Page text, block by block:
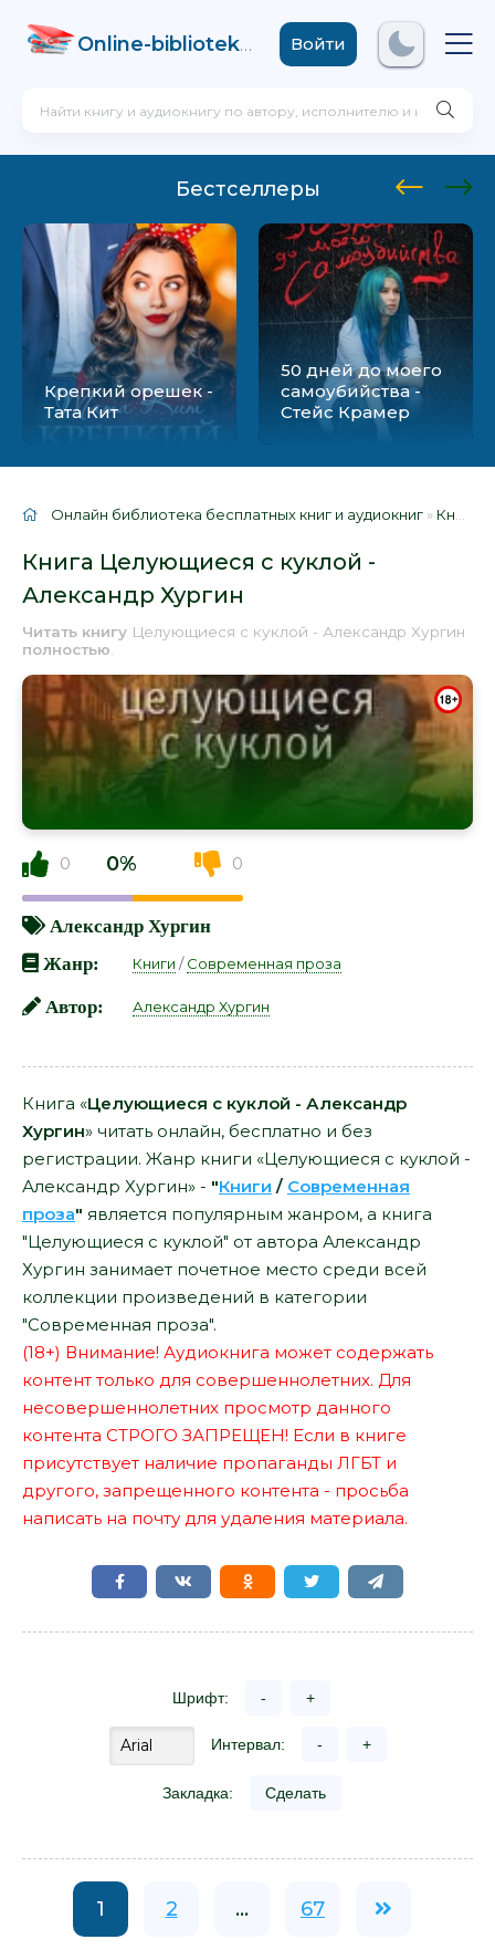
Online-biblioteka .comВойти
Бестселлеры
Крепкий орешек -
Тата Кит
50 дней до моего
самоубийства -
Стейс Крамер
Онлайн библиотека бесплатных книг и аудиокниг » Книги
Книга Целующиеся с куклой -
Александр Хургин
Читать книгу Целующиеся с куклой - Александр Хургин
полностью
0 0% 0
Александр Хургин
Жанр:
Книги /Современная проза
Автор: Александр Хургин
Книга «Целующиеся с куклой - Александр
Хургин» читать онлайн, бесплатно и без
регистрации. Жанр книги «Целующиеся с куклой -
Александр Хургин» - "Книги / Современная
проза" является популярным жанром, а книга
"Целующиеся с куклой" от автора Александр
Хургин занимает почетное место среди всей
коллекции произведений в категории
"Современная проза".
(18+) Внимание! Аудиокнига может содержать
контент только для совершеннолетних. Для
несовершеннолетних просмотр данного
контента СТРОГО ЗАПРЕЩЕН! Если в книге
присутствует наличие пропаганды ЛГБТ и
другого, запрещенного контента - просьба
написать на почту для удаления материала.
Шрифт: - +
Интервал: - +
Закладка: Сделать
1 2 ... 67